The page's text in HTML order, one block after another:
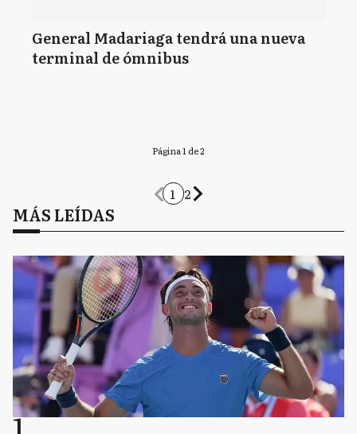
General Madariaga tendrá una nueva
terminal de ómnibus
Página 1 de 2
1 2
MÁS LEÍDAS